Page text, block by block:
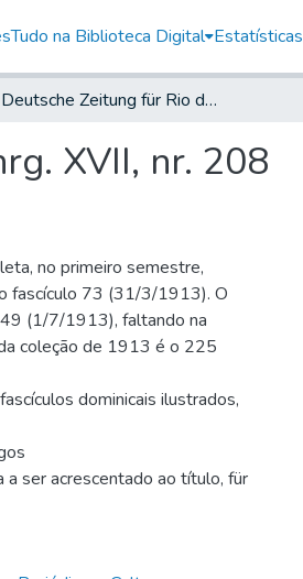
Tudo na Biblioteca Digital Estatísticas
Deutsche Zeitung für Rio de Janeiro, 1913, Jahrg. XVII, nr. 208
XVII, nr. 208
no primeiro semestre,
fascículo 73 (31/3/1913). O
(1/7/1913), faltando na
coleção de 1913 é o 225
dominicais ilustrados,
ser acrescentado ao título, für